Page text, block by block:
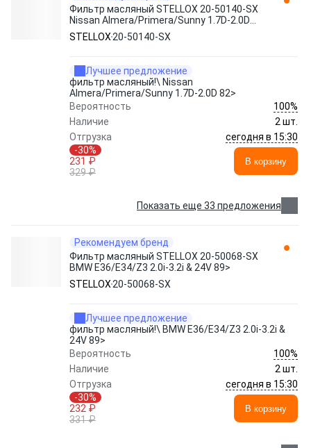
Фильтр масляный STELLOX 20-50140-SX
Nissan Almera/Primera/Sunny 1.7D-2.0D
82>
STELLOX 20-50140-SX
Лучшее предложение
фильтр масляный!\ Nissan
Almera/Primera/Sunny 1.7D-2.0D 82>
Вероятность
100%
Наличие
2 шт.
Отгрузка
сегодня в 15:30
-30%
231 ₽
329 ₽
В корзину
Показать еще 33 предложения
Рекомендуем бренд
Фильтр масляный STELLOX 20-50068-SX
BMW E36/E34/Z3 2.0i-3.2i & 24V 89>
STELLOX 20-50068-SX
Лучшее предложение
фильтр масляный!\ BMW E36/E34/Z3 2.0i-3.2i &
24V 89>
Вероятность
100%
Наличие
2 шт.
Отгрузка
сегодня в 15:30
-30%
232 ₽
331 ₽
В корзину